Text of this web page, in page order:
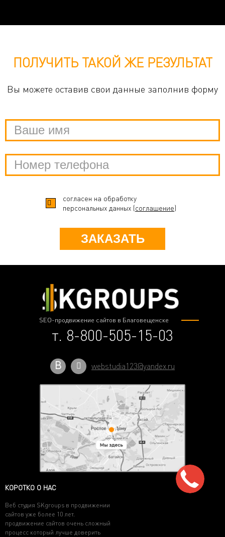
ПОЛУЧИТЬ ТАКОЙ ЖЕ РЕЗУЛЬТАТ
Вы можете оставив свои данные заполнив форму
ЗАКАЗАТЬ
согласен на обработку
персональных данных (соглашение)
SEO-продвижение сайтов в Благовещенске
т. 8-800-505-15-03
В webstudia123@yandex.ru
КОРОТКО О НАС
Веб студия SKgroups в продвижении
сайтов уже более 10 лет.
продвижение сайтов очень сложный
процесс который лучше доверить